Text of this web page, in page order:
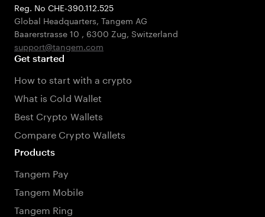
Reg. No CHE-390.112.525
Global Headquarters, Tangem AG
Baarerstrasse 10 , 6300 Zug, Switzerland
support@tangem.com
Get started
How to start with a crypto
What is Cold Wallet
Best Crypto Wallets
Compare Crypto Wallets
Products
Tangem Pay
Tangem Mobile
Tangem Ring